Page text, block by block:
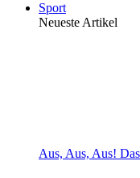
Sport
Neueste Artikel
Aus, Aus, Aus!